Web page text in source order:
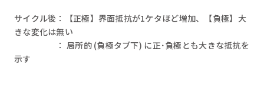
サイクル後：【正極】界面抵抗が1ケタほど増加、【負極】大
きな変化は無い
： 局所的 (負極タブ下) に正･負極とも大きな抵抗を
示す